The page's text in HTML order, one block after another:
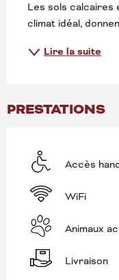
Les sols calcaires
climat idéal,
Lire la suite
PRESTATIONS
Accès
WiFi
Animaux
Livraison